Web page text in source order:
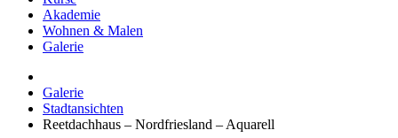
Akademie
Wohnen & Malen
Galerie
Galerie
Stadtansichten
Reetdachhaus – Nordfriesland – Aquarell